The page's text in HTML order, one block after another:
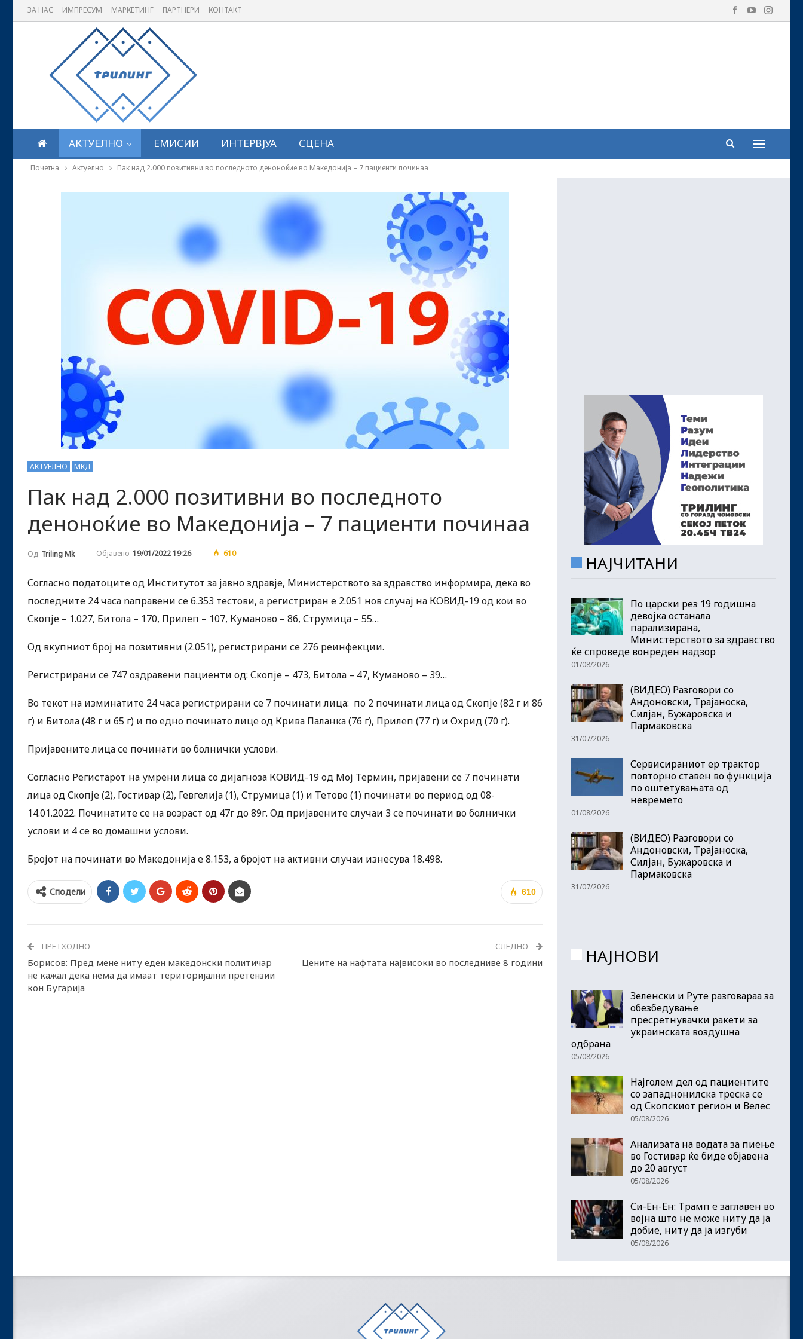
ЗА НАС ИМПРЕСУМ МАРКЕТИНГ ПАРТНЕРИ КОНТАКТ
АКТУЕЛНО ЕМИСИИ ИНТЕРВЈУА СЦЕНА
Почетна Актуелно Пак над 2.000 позитивни во последното деноноќие во Македонија – 7 пациенти починаа
АКТУЕЛНО МКД
Пак над 2.000 позитивни во последното
деноноќие во Македонија – 7 пациенти починаа
Од Triling Mk Објавено 19/01/2022 19:26 610
Согласно податоците од Институтот за јавно здравје, Министерството за здравство информира, дека во
последните 24 часа nаправени се 6.353 тестови, а регистриран е 2.051 нов случај на КОВИД-19 од кои во
Скопје – 1.027, Битола – 170, Прилеп – 107, Куманово – 86, Струмица – 55…
Од вкупниот број на позитивни (2.051), регистрирани се 276 реинфекции.
Регистрирани сe 747 оздравени пациенти од: Скопје – 473, Битола – 47, Куманово – 39…
Во текот на изминатите 24 часа регистрирани се 7 починати лица: по 2 починати лица од Скопје (82 г и 86
г) и Битола (48 г и 65 г) и по едно починато лице од Крива Паланка (76 г), Прилеп (77 г) и Охрид (70 г).
Пријавените лица се починати во болнички услови.
Согласно Регистарот на умрени лица со дијагноза КОВИД-19 од Мој Термин, пријавени се 7 починати
лица од Скопје (2), Гостивар (2), Гевгелија (1), Струмица (1) и Тетово (1) починати во период од 08-
14.01.2022. Починатите се на возраст од 47г до 89г. Од пријавените случаи 3 се починати во болнички
услови и 4 се во домашни услови.
Бројот на починати во Македонија е 8.153, а бројот на активни случаи изнесува 18.498.
610
Сподели
ПРЕТХОДНО
Борисов: Пред мене ниту еден македонски политичар
не кажал дека нема да имаат територијални претензии
кон Бугарија
СЛЕДНО
Цените на нафтата највисоки во последниве 8 години
НАЈЧИТАНИ
По царски рез 19 годишна
девојка останала
парализирана,
Министерството за здравство
ќе спроведе вонреден надзор
01/08/2026
(ВИДЕО) Разговори со
Андоновски, Трајаноска,
Силјан, Бужаровска и
Пармаковска
31/07/2026
Сервисираниот ер трактор
повторно ставен во функција
по оштетувањата од
невремето
01/08/2026
(ВИДЕО) Разговори со
Андоновски, Трајаноска,
Силјан, Бужаровска и
Пармаковска
31/07/2026
НАЈНОВИ
Зеленски и Руте разговараа за
обезбедување
пресретнувачки ракети за
украинската воздушна
одбрана
05/08/2026
Најголем дел од пациентите
сo западнонилска треска се
од Скопскиот регион и Велес
05/08/2026
Анализата на водата за пиење
во Гостивар ќе биде објавена
до 20 август
05/08/2026
Си-Ен-Ен: Трамп е заглавен во
војна што не може ниту да ја
добие, ниту да ја изгуби
05/08/2026